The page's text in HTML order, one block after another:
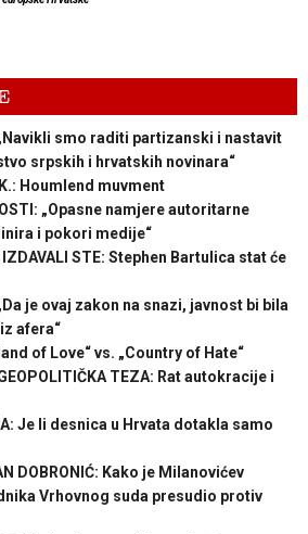
„Navikli smo raditi partizanski i nastavit
srpskih i hrvatskih novinara“
Houmlend muvment
„Opasne namjere autoritarne
i pokori medije“
IZDAVALI STE: Stephen Bartulica stat će
je ovaj zakon na snazi, javnost bi bila
afera“
of Love“ vs. „Country of Hate“
TEZA: Rat autokracije i
Je li desnica u Hrvata dotakla samo
DOBRONIĆ: Kako je Milanovićev
Vrhovnog suda presudio protiv